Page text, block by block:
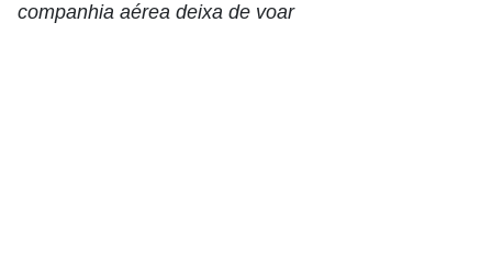
companhia aérea deixa de voar